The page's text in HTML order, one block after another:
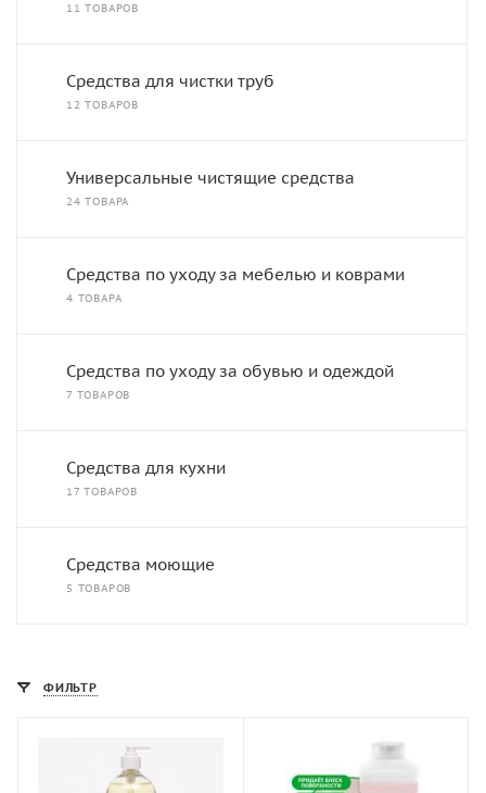
11 ТОВАРОВ
Средства для чистки труб
12 ТОВАРОВ
Универсальные чистящие средства
24 ТОВАРА
Средства по уходу за мебелью и коврами
4 ТОВАРА
Средства по уходу за обувью и одеждой
7 ТОВАРОВ
Средства для кухни
17 ТОВАРОВ
Средства моющие
5 ТОВАРОВ
ФИЛЬТР